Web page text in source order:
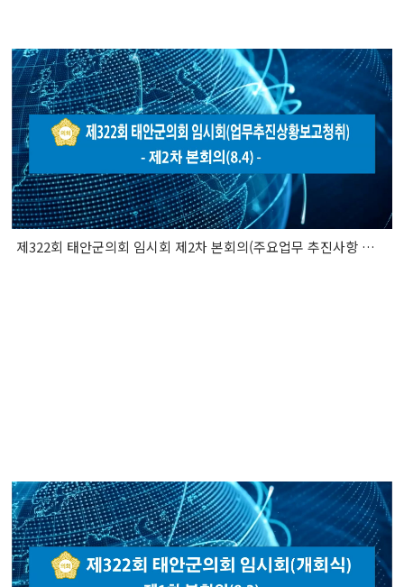
제322회 태안군의회 임시회 제2차 본회의(주요업무 추진사항 보고 청취)